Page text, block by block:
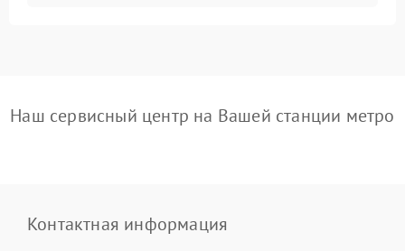
Наш сервисный центр на Вашей станции метро
Контактная информация